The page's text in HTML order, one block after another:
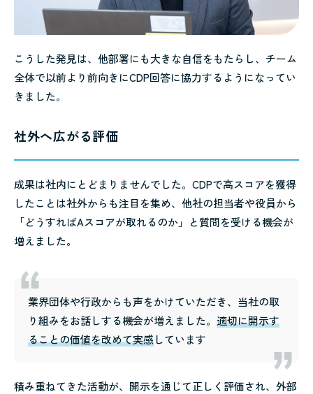
こうした発見は、他部署にも大きな自信をもたらし、チーム
全体で以前より前向きにCDP回答に協力するようになってい
きました。
社外へ広がる評価
成果は社内にとどまりませんでした。CDPで高スコアを獲得
したことは社外からも注目を集め、他社の担当者や役員から
「どうすればAスコアが取れるのか」と質問を受ける機会が
増えました。
業界団体や行政からも声をかけていただき、当社の取
り組みをお話しする機会が増えました。 適切に開示す
ることの価値を改めて実感しています
積み重ねてきた活動が、開示を通じて正しく評価され、外部